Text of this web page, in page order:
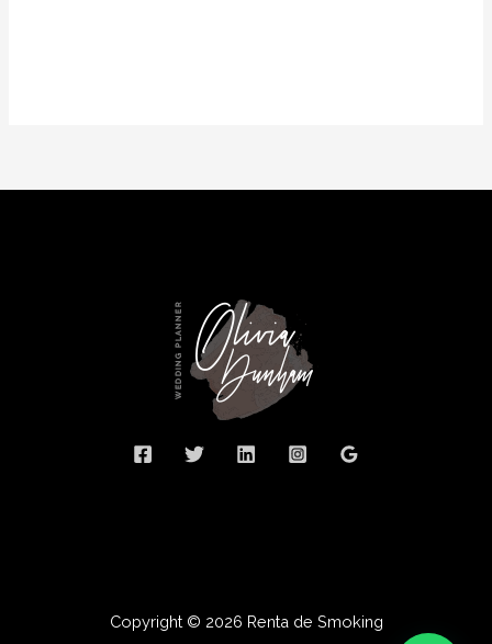
Copyright © 2026 Renta de Smoking